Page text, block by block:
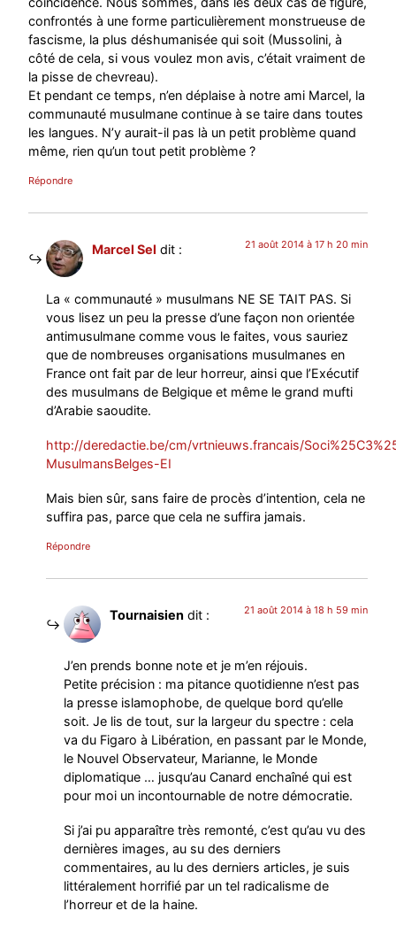
confrontés à une forme particulièrement monstrueuse de
fascisme, la plus déshumanisée qui soit (Mussolini, à
côté de cela, si vous voulez mon avis, c’était vraiment de
la pisse de chevreau).
Et pendant ce temps, n’en déplaise à notre ami Marcel, la
communauté musulmane continue à se taire dans toutes
les langues. N’y aurait-il pas là un petit problème quand
même, rien qu’un tout petit problème ?
Répondre
Marcel Sel dit : 21 août 2014 à 17 h 20 min
La « communauté » musulmans NE SE TAIT PAS. Si
vous lisez un peu la presse d’une façon non orientée
antimusulmane comme vous le faites, vous sauriez
que de nombreuses organisations musulmanes en
France ont fait par de leur horreur, ainsi que l’Exécutif
des musulmans de Belgique et même le grand mufti
d’Arabie saoudite.
http://deredactie.be/cm/vrtnieuws.francais/
MusulmansBelges-EI
Mais bien sûr, sans faire de procès d’intention, cela ne
suffira pas, parce que cela ne suffira jamais.
Répondre
Tournaisien dit : 21 août 2014 à 18 h 59 min
J’en prends bonne note et je m’en réjouis.
Petite précision : ma pitance quotidienne n’est pas
la presse islamophobe, de quelque bord qu’elle
soit. Je lis de tout, sur la largeur du spectre : cela
va du Figaro à Libération, en passant par le Monde,
le Nouvel Observateur, Marianne, le Monde
diplomatique … jusqu’au Canard enchaîné qui est
pour moi un incontournable de notre démocratie.
Si j’ai pu apparaître très remonté, c’est qu’au vu des
dernières images, au su des derniers
commentaires, au lu des derniers articles, je suis
littéralement horrifié par un tel radicalisme de
l’horreur et de la haine.